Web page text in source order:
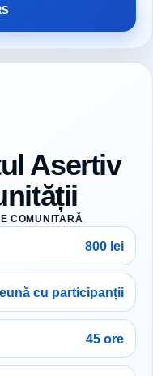
Asertiv
COMUNITARĂ
800 lei
cu participanții
45 ore